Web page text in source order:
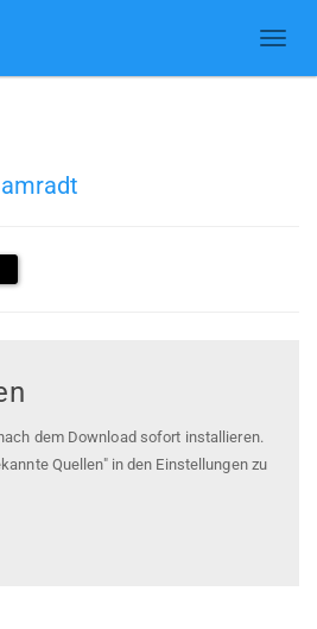
dem Download sofort installieren.
Quellen" in den Einstellungen zu